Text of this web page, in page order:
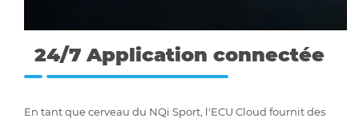
24/7 Application connectée
En tant que cerveau du NQi Sport, l'ECU Cloud fournit des